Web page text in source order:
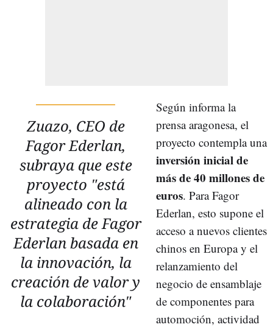
Zuazo, CEO de
Fagor Ederlan,
subraya que este
proyecto "está
alineado con la
estrategia de Fagor
Ederlan basada en
la innovación, la
creación de valor y
la colaboración"
Según informa la
prensa aragonesa, el
proyecto contempla una
inversión inicial de
más de 40 millones de
euros. Para Fagor
Ederlan, esto supone el
acceso a nuevos clientes
chinos en Europa y el
relanzamiento del
negocio de ensamblaje
de componentes para
automoción, actividad